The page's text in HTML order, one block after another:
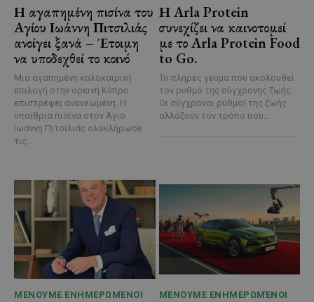
Η αγαπημένη πισίνα του
Αγίου Ιωάννη Πιτσιλιάς
ανοίγει ξανά – Έτοιμη
να υποδεχθεί το κοινό
Μια αγαπημένη καλοκαιρινή
επιλογή στην ορεινή Κύπρο
επιστρέφει ανανεωμένη. Η
υπαίθρια πισίνα στον Άγιο
Ιωάννη Πιτσιλιάς ολοκλήρωσε
τις...
Η Arla Protein
συνεχίζει να καινοτομεί
με το Arla Protein Food
to Go.
Το πλήρες γεύμα που ακολουθεί
τον ρυθμό της σύγχρονης ζωής.
Οι σύγχρονοι ρυθμοί της ζωής
αλλάζουν τον τρόπο που...
ΜΈΝΟΥΜΕ ΕΝΗΜΕΡΩΜΈΝΟΙ ΜΈΝΟΥΜΕ ΕΝΗΜΕΡΩΜΈΝΟΙ